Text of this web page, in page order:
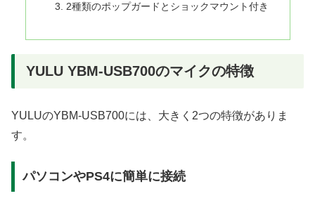
2種類のポップガードとショックマウント付き
YULU YBM-USB700のマイクの特徴
YULUのYBM-USB700には、大きく2つの特徴がありま
す。
パソコンやPS4に簡単に接続